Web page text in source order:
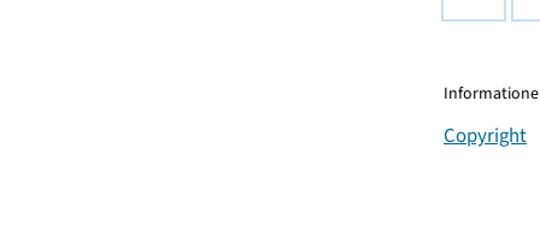
Copyright